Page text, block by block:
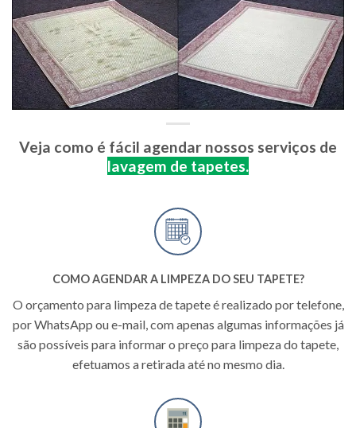
Veja como é fácil agendar nossos serviços de
lavagem de tapetes.
COMO AGENDAR A LIMPEZA DO SEU TAPETE?
O orçamento para limpeza de tapete é realizado por telefone,
por WhatsApp ou e-mail, com apenas algumas informações já
são possíveis para informar o preço para limpeza do tapete,
efetuamos a retirada até no mesmo dia.